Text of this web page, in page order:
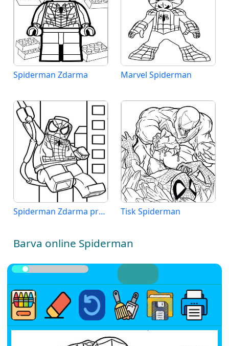
Spiderman Zdarma Marvel Spiderman
Spiderman Zdarma pro Děti Tisk Spiderman
Barva online Spiderman